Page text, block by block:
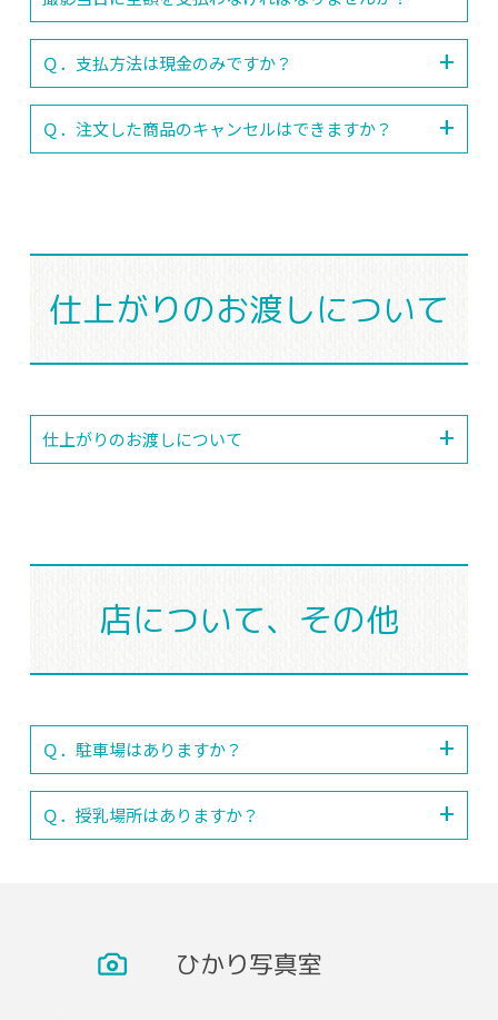
Ｑ．支払方法は現金のみですか？
Ｑ．注文した商品のキャンセルはできますか？
仕上がりのお渡しについて
仕上がりのお渡しについて
店について、その他
Ｑ．駐車場はありますか？
Ｑ．授乳場所はありますか？
ひかり写真室